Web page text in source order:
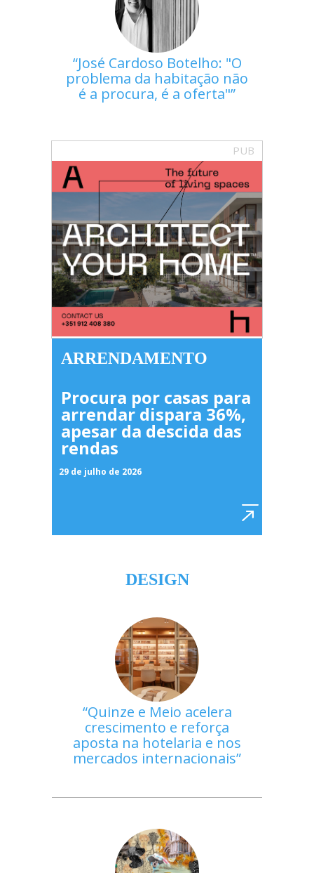
José Cardoso Botelho: "O
problema da habitação não
é a procura, é a oferta"
PUB
ARRENDAMENTO
Procura por casas para
arrendar dispara 36%,
apesar da descida das
rendas
29 de julho de 2026
DESIGN
Quinze e Meio acelera
crescimento e reforça
aposta na hotelaria e nos
mercados internacionais